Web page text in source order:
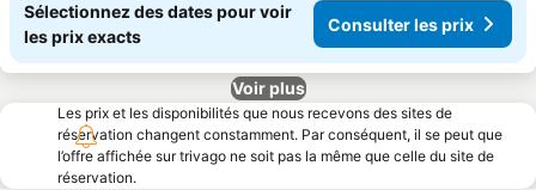
Sélectionnez des dates pour voir
les prix exacts
Consulter les prix
Voir plus
Les prix et les disponibilités que nous recevons des sites de
réservation changent constamment. Par conséquent, il se peut que
l’offre affichée sur trivago ne soit pas la même que celle du site de
réservation.